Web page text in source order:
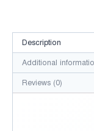
Description
Additional
Reviews (0)